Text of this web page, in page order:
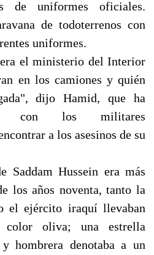
de uniformes oficiales.
de todoterrenos con
uniformes.
el ministerio del Interior
en los camiones y quién
dijo Hamid, que ha
con los militares
a los asesinos de su
Saddam Hussein era más
los años noventa, tanto la
el ejército iraquí llevaban
color oliva; una estrella
hombrera denotaba a un